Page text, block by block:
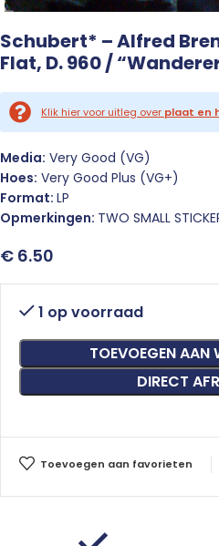
Schubert* – Alfred
Flat, D. 960 /
Klik hier voor uitleg over plaat en
Media: Very Good (VG)
Hoes: Very Good Plus (VG+)
Format: LP
Opmerkingen: TWO SMALL
€ 6.50
1 op voorraad
TOEVOEGEN AAN
DIRECT
Toevoegen aan favorieten